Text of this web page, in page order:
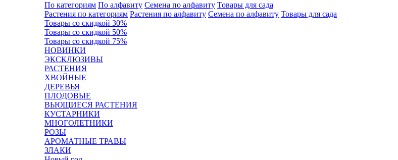
По категориям По алфавиту Семена по алфавиту Товары для сада
Растения по категориям Растения по алфавиту Семена по алфавиту Товары для сада
Товары со скидкой 30%
Товары со скидкой 50%
Товары со скидкой 75%
НОВИНКИ
ЭКСКЛЮЗИВЫ
РАСТЕНИЯ
ХВОЙНЫЕ
ДЕРЕВЬЯ
ПЛОДОВЫЕ
ВЬЮЩИЕСЯ РАСТЕНИЯ
КУСТАРНИКИ
МНОГОЛЕТНИКИ
РОЗЫ
АРОМАТНЫЕ ТРАВЫ
ЗЛАКИ